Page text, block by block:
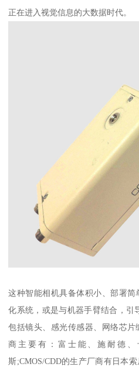
正在进入视觉信息的大数据时代。
这种智能相机具备体积小、部署
化系统，或是与机器手臂结合，引
包括镜头、感光传感器、网络芯
商主要有：富士能、施耐德
斯;CMOS/CDD的生产厂商有日本